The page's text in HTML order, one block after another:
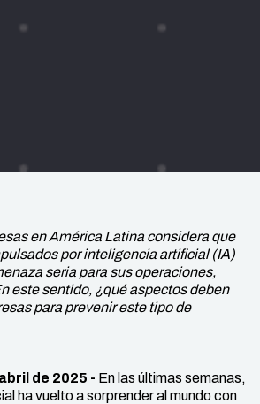
en América Latina considera que
por inteligencia artificial (IA)
seria para sus operaciones,
este sentido, ¿qué aspectos deben
para prevenir este tipo de
de 2025 - En las últimas semanas,
ha vuelto a sorprender al mundo con